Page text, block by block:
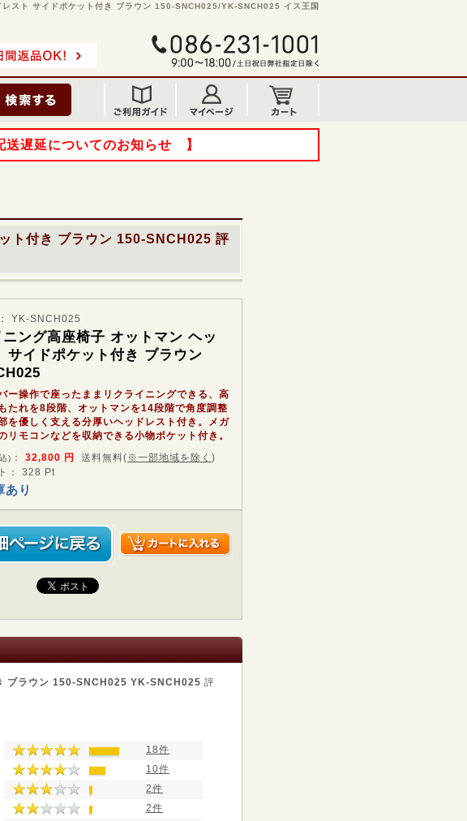
レスト サイドポケット付き ブラウン 150-SNCH025/YK-SNCH025 イス王国
送遅延についてのお知らせ 】
ト付き ブラウン 150-SNCH025 評
YK-SNCH025
ニング高座椅子 オットマン ヘッ
サイドポケット付き ブラウン
ー操作で座ったままリクライニングできる、高
たれを8段階、オットマンを14段階で角度調整
を優しく支える分厚いヘッドレスト付き。メガ
リモコンなどを収納できる小物ポケット付き。
) ： 32,800 円 送料無料(※一部地域を除く )
： 328 Pt
あり
ブラウン 150-SNCH025 YK-SNCH025 評
18件
10件
2件
2件